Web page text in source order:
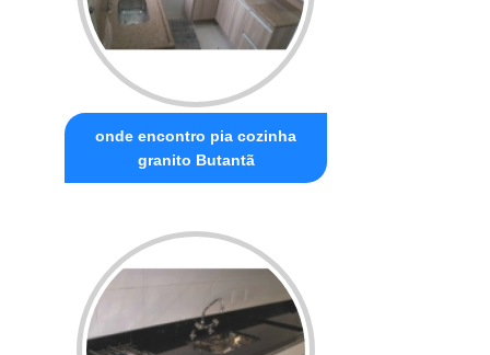
onde encontro pia cozinha
granito Butantã